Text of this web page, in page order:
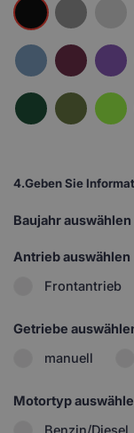
4.Geben Sie
Baujahr auswählen
Antrieb auswählen
Frontantrieb
Getriebe
manuell
Motortyp